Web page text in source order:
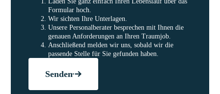
Formular hoch.
Wir sichten Ihre Unterlagen.
Unsere Personalberater besprechen mit Ihnen die
genauen Anforderungen an Ihren Traumjob.
Anschließend melden wir uns, sobald wir die
passende Stelle für Sie gefunden haben.
Senden